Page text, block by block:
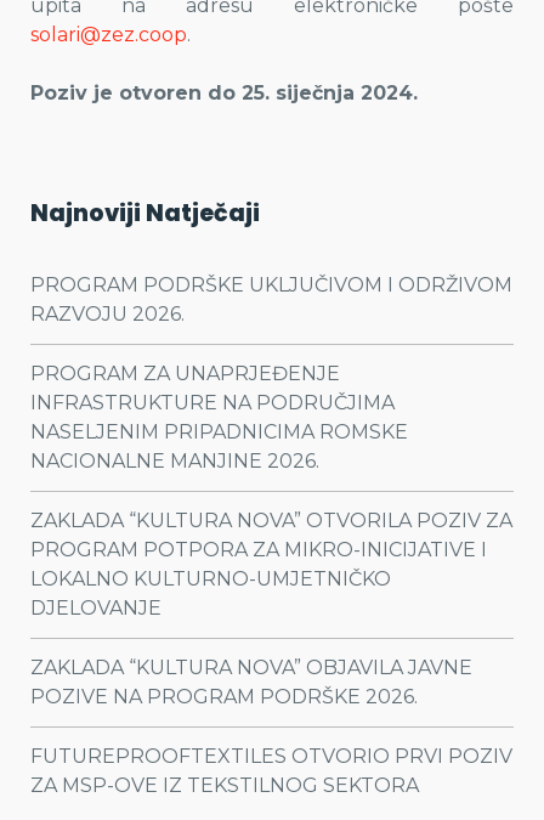
upita na adresu elektroničke pošte
solari@zez.coop.
Poziv je otvoren do 25. siječnja 2024.
Najnoviji Natječaji
PROGRAM PODRŠKE UKLJUČIVOM I ODRŽIVOM
RAZVOJU 2026.
PROGRAM ZA UNAPRJEĐENJE
INFRASTRUKTURE NA PODRUČJIMA
NASELJENIM PRIPADNICIMA ROMSKE
NACIONALNE MANJINE 2026.
ZAKLADA “KULTURA NOVA” OTVORILA POZIV ZA
PROGRAM POTPORA ZA MIKRO-INICIJATIVE I
LOKALNO KULTURNO-UMJETNIČKO
DJELOVANJE
ZAKLADA “KULTURA NOVA” OBJAVILA JAVNE
POZIVE NA PROGRAM PODRŠKE 2026.
FUTUREPROOFTEXTILES OTVORIO PRVI POZIV
ZA MSP-OVE IZ TEKSTILNOG SEKTORA